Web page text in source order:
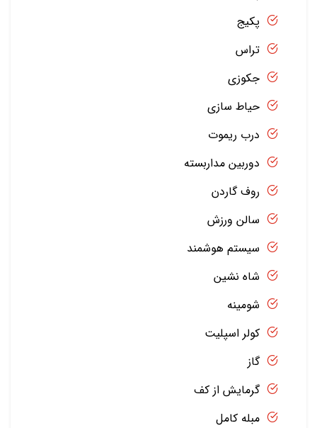
پکیج
تراس
جکوزی
حیاط سازی
درب ریموت
دوربین مداربسته
روف گاردن
سالن ورزش
سیستم هوشمند
شاه نشین
شومینه
کولر اسپلیت
گاز
گرمایش از کف
مبله کامل